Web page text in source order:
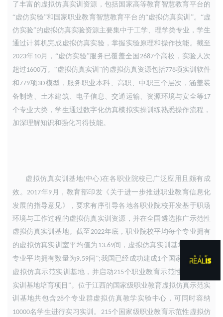
了丰富的虚拟仿真实训资源 ， 包括国家高等教育智慧教育平台的
“虚仿实验”和国家职业教育智慧教育平台的“虚拟仿真实训”。“虚
仿实验”的虚拟仿真实验资源主要集中于工学、理学类专业 ， 学生
通过计算机完成虚拟仿真实验 ，掌握实验原理和操作技能。截至
2023年10月 ， “虚仿实验”服务已覆盖全国 2687个高校，实验人次
超过1600万。“虚拟仿真实训”的虚拟仿真资源包括778项实训软件
和779项 3D模型 ， 服务职业本科、高职、中职三个层次 ，涵盖装
备制造、土木建筑、电子信息、交通运输、资源环境与安全等17
个专业大类 ，学生通过数字化仿真模拟实操训练熟悉操作流程 ，
加深理解知识和强化习得技能。
虚拟仿真实训基地( 中心)在各职业院校已广泛应用且颇有成
效。 2017年9 月 ， 教育部印发《关于进一步推进职业教育信息化
发展的指导意见》
，要求有序引导各地各职业院校开发基于职场
环境与工作过程的虚拟仿真实训资源 ， 并在全国遴选推广示范性
虚拟仿真实训基地。截至 2022年底 ，职业院校平均每个专业拥有
的虚拟仿真实训室平均值为 13.69间，虚拟仿真实训基地
专业平均拥有数量为9.59间”;我国已经成功建成1个国家职业教育
虚拟仿真示范实训基地 ， 并启动215个职业教育示范性虚拟仿真
实训基地培育项目”。位于江西的国家级职业教育虚拟仿真示范实
训基地共包含28个专业群虚拟仿真教学实验中心 ， 可同时容纳
10000名学生进行实习实训。 215个国家级职业教育示范性虚拟仿